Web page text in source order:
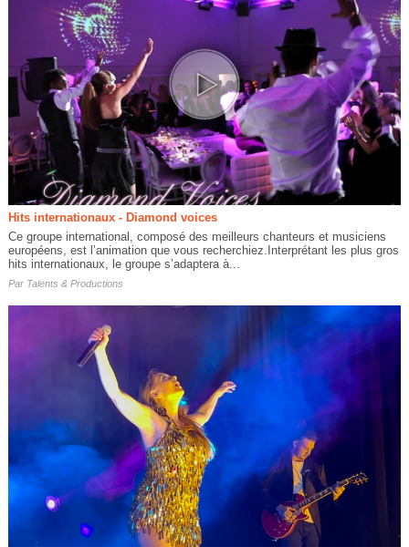
Hits internationaux - Diamond voices
Ce groupe international, composé des meilleurs chanteurs et musiciens
européens, est l’animation que vous recherchiez.Interprétant les plus gros
hits internationaux, le groupe s’adaptera à...
Par Talents & Productions